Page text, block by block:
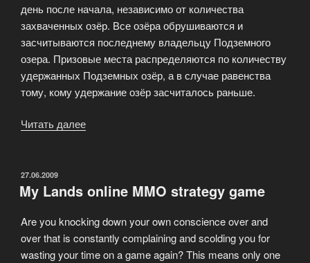
день после начала, независимо от количества
захваченных озёр. Все озёра обрушиваются и
засчитываются последнему владельцу Подземного
озера. Призовые места распределяются по количеству
удержанных Подземных озёр, а в случае равенства
тому, кому удержание озёр засчиталось раньше.
Читать далее
игроки
званием
«Сюзерен».»
ОПУБЛИКОВАНО
27.06.2009
My Lands online MMO strategy game
Are you knocking down your own conscience over and
over that is constantly complaining and scolding you for
wasting your time on a game again? This means only one